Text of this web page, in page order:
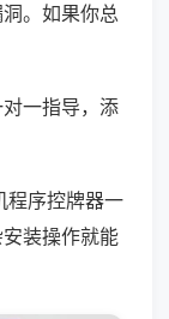
。如果你总
一指导，添
程序控牌器一
装操作就能